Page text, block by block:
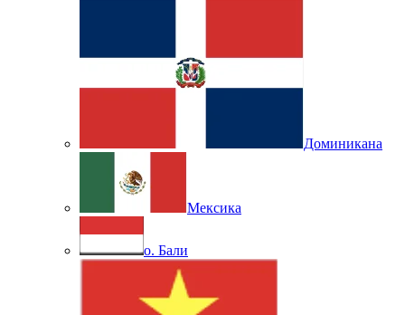
Доминикана
Мексика
о. Бали